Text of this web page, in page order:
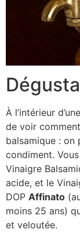
À l’intérieur d’une
de voir
balsamique : on
condiment.
Vinaigre
acide, et le
DOP Affinato
moins 25 ans)
et veloutée.